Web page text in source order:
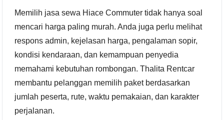
Memilih jasa sewa Hiace Commuter tidak hanya soal
mencari harga paling murah. Anda juga perlu melihat
respons admin, kejelasan harga, pengalaman sopir,
kondisi kendaraan, dan kemampuan penyedia
memahami kebutuhan rombongan. Thalita Rentcar
membantu pelanggan memilih paket berdasarkan
jumlah peserta, rute, waktu pemakaian, dan karakter
perjalanan.